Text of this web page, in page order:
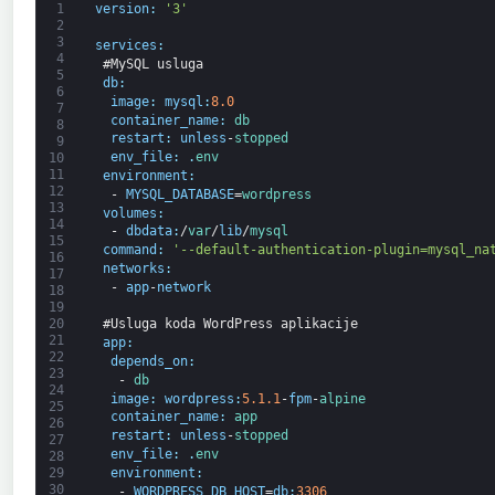
1
2
3
4
5
6
7
8
9
10
11
12
13
14
15
16
17
18
19
20
21
22
23
24
25
26
27
28
29
30
version: '3'
services :
#MySQL usluga
db:
image: mysql :8.0
container_name:
db
restart : unless -stopped
env_file: .env
environment :
- MYSQL_DATABASE=wordpress
volumes :
- dbdata: /var/ lib/mysql
command :
'--default-authentication-
networks :
- app-network
#Usluga koda WordPress aplikacije
app:
depends_on:
- db
image: wordpress :5.1.1 -fpm-alpine
container_name:
app
restart : unless -stopped
env_file: .env
environment :
- WORDPRESS_DB_HOST=db:3306